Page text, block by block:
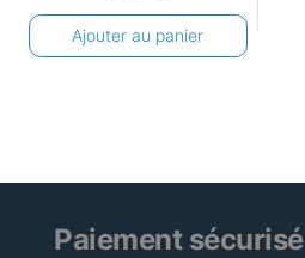
Ajouter au panier
Paiement sécurisé